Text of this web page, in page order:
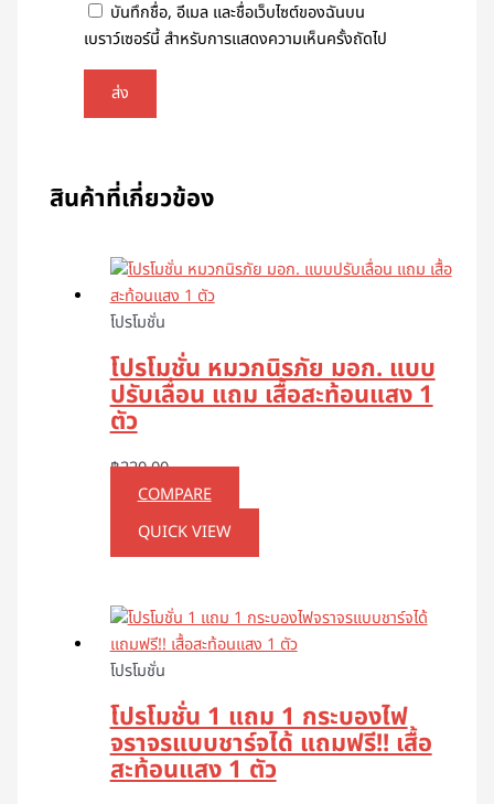
บันทึกชื่อ, อีเมล และชื่อเว็บไซต์ของฉันบน
เบราว์เซอร์นี้ สำหรับการแสดงความเห็นครั้งถัดไป
สินค้าที่เกี่ยวข้อง
โปรโมชั่น
โปรโมชั่น หมวกนิรภัย มอก. แบบ
ปรับเลื่อน แถม เสื้อสะท้อนแสง 1
ตัว
฿220.00
COMPARE
QUICK VIEW
โปรโมชั่น
โปรโมชั่น 1 แถม 1 กระบองไฟ
จราจรแบบชาร์จได้ แถมฟรี!! เสื้อ
สะท้อนแสง 1 ตัว